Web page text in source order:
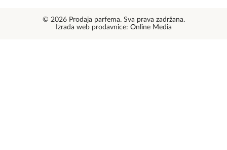
© 2026 Prodaja parfema. Sva prava zadržana.
Izrada web prodavnice: Online Media